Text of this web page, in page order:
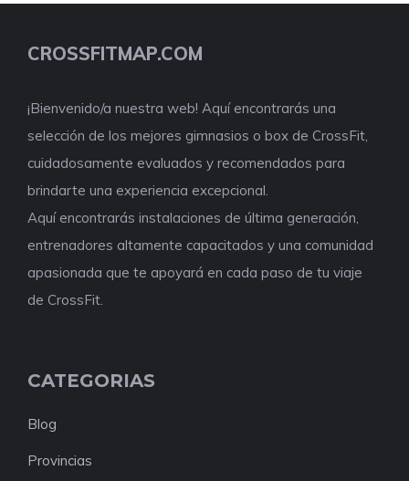
CROSSFITMAP.COM
¡Bienvenido/a nuestra web! Aquí encontrarás una
selección de los mejores gimnasios o box de CrossFit,
cuidadosamente evaluados y recomendados para
brindarte una experiencia excepcional.
Aquí encontrarás instalaciones de última generación,
entrenadores altamente capacitados y una comunidad
apasionada que te apoyará en cada paso de tu viaje
de CrossFit.
CATEGORIAS
Blog
Provincias